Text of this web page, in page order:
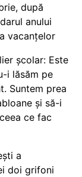
după
anului
vacanțelor
școlar: Este
i lăsăm pe
Suntem prea
și să-i
ce fac
a
doi grifoni